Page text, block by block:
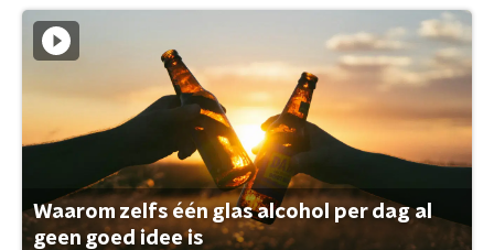
Waarom zelfs één glas alcohol per dag al
geen goed idee is